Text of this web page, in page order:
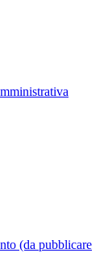
(da pubblicare